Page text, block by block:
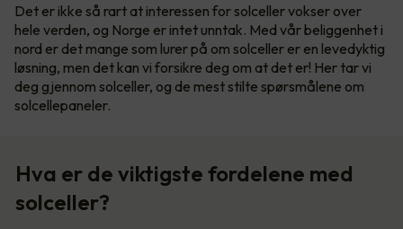
Det er ikke så rart at interessen for solceller vokser over
hele verden, og Norge er intet unntak. Med vår beliggenhet i
nord er det mange som lurer på om solceller er en levedyktig
løsning, men det kan vi forsikre deg om at det er! Her tar vi
deg gjennom solceller, og de mest stilte spørsmålene om
solcellepaneler.
Hva er de viktigste fordelene med
solceller?